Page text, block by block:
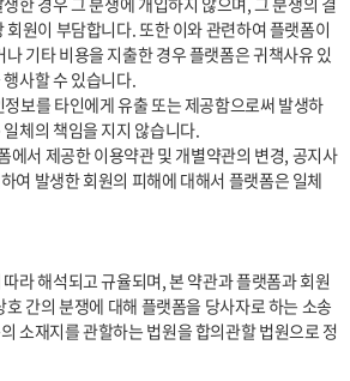
원이 부담합니다. 또한 이와 관련하여 플랫폼이
기타 비용을 지출한 경우 플랫폼은 귀책사유 있
사할 수 있습니다.
체의 책임을 지지 않습니다.
여 발생한 회원의 피해에 대해서 플랫폼은 일체
라 해석되고 규율되며, 본 약관과 플랫폼과 회원
호 간의 분쟁에 대해 플랫폼을 당사자로 하는 소송
소재지를 관할하는 법원을 합의관할 법원으로 정